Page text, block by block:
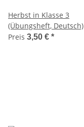
Herbst in Klasse 3
(Übungsheft, Deutsch)
Preis 3,50 € *